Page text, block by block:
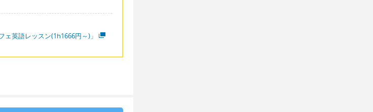
ェ英語レッスン(1h1666円～)」